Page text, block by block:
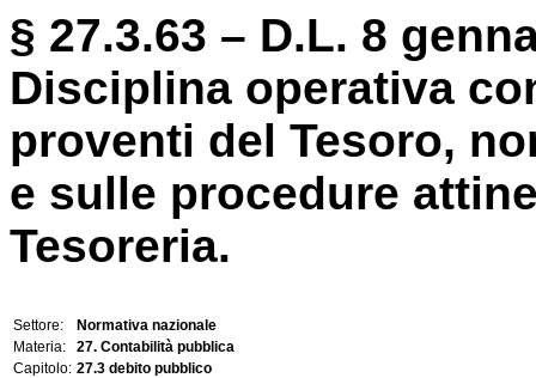
§ 27.3.63 – D.L. 8
Disciplina operativa
proventi del Tesoro,
e sulle procedure
Tesoreria.
Settore:
Normativa nazionale
Materia:
27. Contabilità pubblica
Capitolo: 27.3 debito pubblico